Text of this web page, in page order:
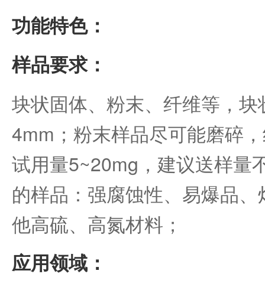
功能特色：
样品要求：
块状固体、粉末、纤维等，
4mm；粉末样品尽可能磨碎
试用量5~20mg，建议送样量
的样品：强腐蚀性、易爆品
他高硫、高氮材料；
应用领域：